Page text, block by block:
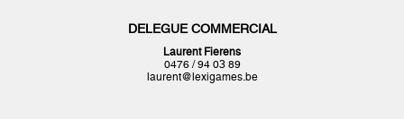
DELEGUE COMMERCIAL
Laurent Fierens
0476 / 94 03 89
laurent@lexigames.be